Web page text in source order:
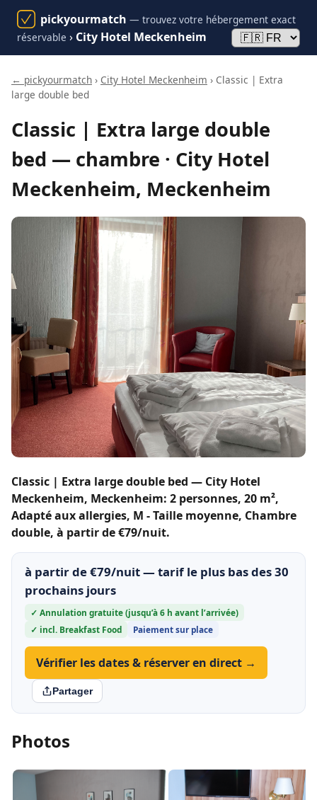
pickyourmatch — trouvez votre hébergement exact
réservable › City Hotel Meckenheim
← pickyourmatch › City Hotel Meckenheim › Classic | Extra
large double bed
Classic | Extra large double
bed — chambre · City Hotel
Meckenheim, Meckenheim
Classic | Extra large double bed — City Hotel
Meckenheim, Meckenheim: 2 personnes, 20 m²,
Adapté aux allergies, M - Taille moyenne, Chambre
double, à partir de €79/nuit.
à partir de €79/nuit — tarif le plus bas des 30
prochains jours
✓ Annulation gratuite (jusqu’à 6 h avant l’arrivée)
✓ incl. Breakfast Food
Paiement sur place
Vérifier les dates & réserver en direct →
Partager
Photos